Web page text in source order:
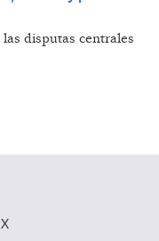
disputas centrales